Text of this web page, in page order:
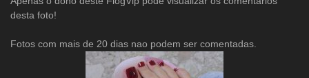
desta foto!
Fotos com mais de 20 dias nao podem ser comentadas.